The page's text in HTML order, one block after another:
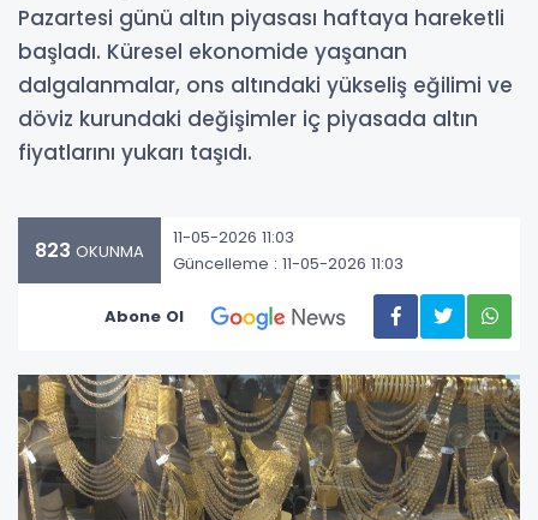
Pazartesi günü altın piyasası haftaya hareketli
başladı. Küresel ekonomide yaşanan
dalgalanmalar, ons altındaki yükseliş eğilimi ve
döviz kurundaki değişimler iç piyasada altın
fiyatlarını yukarı taşıdı.
823 OKUNMA
11-05-2026 11:03
Güncelleme : 11-05-2026 11:03
Abone Ol